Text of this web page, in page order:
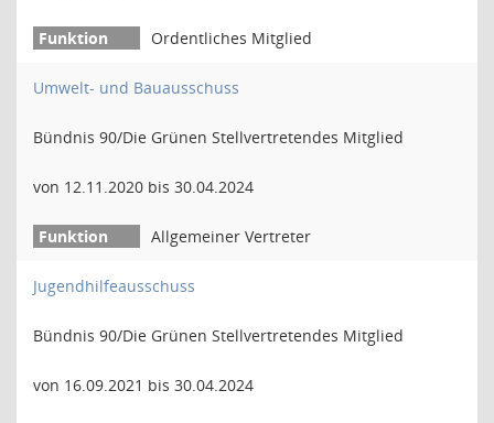
Ordentliches Mitglied
Umwelt- und Bauausschuss
Bündnis 90/Die Grünen Stellvertretendes Mitglied
von 12.11.2020 bis 30.04.2024
Allgemeiner Vertreter
Jugendhilfeausschuss
Bündnis 90/Die Grünen Stellvertretendes Mitglied
von 16.09.2021 bis 30.04.2024